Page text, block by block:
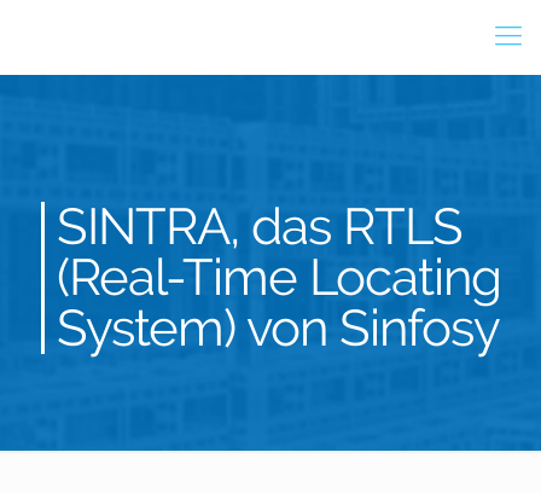
SINTRA, das RTLS
(Real-Time Locating
System) von Sinfosy